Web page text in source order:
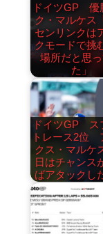
ドイツGP 優
ク・マルケス
センリンクは
クモードで挑
場所だと思
た」
ドイツGP ス
トレース2位
クス・マルケ
日はチャンス
ばアタックし